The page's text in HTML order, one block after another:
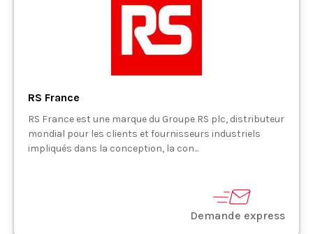
RS France
RS France est une marque du Groupe RS plc, distributeur
mondial pour les clients et fournisseurs industriels
impliqués dans la conception, la con...
Demande express